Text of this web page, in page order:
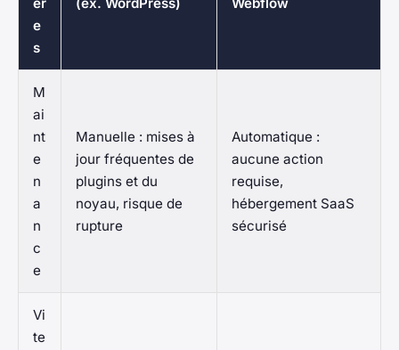
e
s
M
ai
nt
e
n
a
n
c
e
Manuelle : mises à
jour fréquentes de
plugins et du
noyau, risque de
rupture
Automatique :
aucune action
requise,
hébergement SaaS
sécurisé
Vi
te